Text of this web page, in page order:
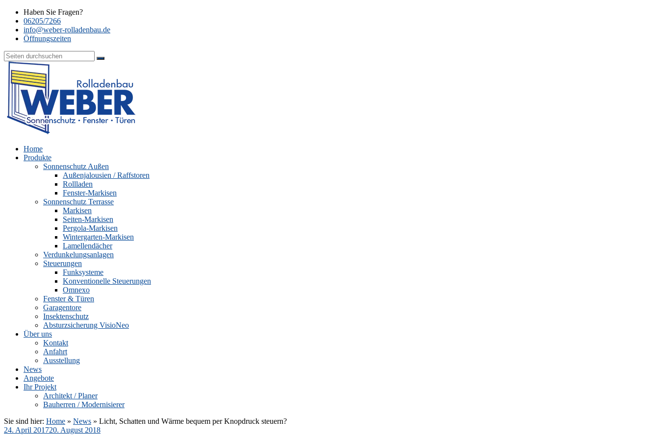
Haben Sie Fragen?
06205/7266
info@weber-rolladenbau.de
Öffnungszeiten
Home
Produkte
Sonnenschutz Außen
Außenjalousien / Raffstoren
Rollladen
Fenster-Markisen
Sonnenschutz Terrasse
Markisen
Seiten-Markisen
Pergola-Markisen
Wintergarten-Markisen
Lamellendächer
Verdunkelungsanlagen
Steuerungen
Funksysteme
Konventionelle Steuerungen
Omnexo
Fenster & Türen
Garagentore
Insektenschutz
Absturzsicherung VisioNeo
Über uns
Kontakt
Anfahrt
Ausstellung
News
Angebote
Ihr Projekt
Architekt / Planer
Bauherren / Modernisierer
Sie sind hier: Home » News » Licht, Schatten und Wärme bequem per Knopdruck steuern?
Veröffentlicht
24. April 201720. August 2018